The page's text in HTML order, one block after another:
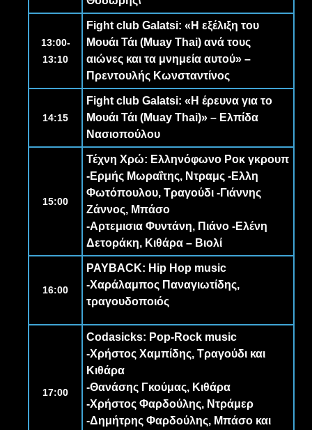
13:00-
13:10
Fight club Galatsi: «Η εξέλιξη του
Μουάι Τάι (Muay Thai) ανά τους
αιώνες και τα μνημεία αυτού» –
Πρεντουλής Κωνσταντίνος
14:15
Fight club Galatsi: «Η έρευνα για το
Μουάι Τάι (Muay Thai)» – Ελπίδα
Νασιοπούλου
15:00
Τέχνη Χρώ: Ελληνόφωνο Ροκ γκρουπ
-Ερμής Μωραΐτης, Nτραμς -Ελλη
Φωτόπουλου, Τραγούδι -Γιάννης
Ζάννος, Μπάσο
-Αρτεμισια Φυντάνη, Πιάνο -Ελένη
Δετοράκη, Κιθάρα – Βιολί
16:00
PAYBACK: Hip Hop music
-Χαράλαμπος Παναγιωτίδης,
τραγουδοποιός
17:00
Codasicks: Pop-Rock music
-Χρήστος Χαμπίδης, Τραγούδι και
Κιθάρα
-Θανάσης Γκούμας, Κιθάρα
-Χρήστος Φαρδούλης, Ντράμερ
-Δημήτρης Φαρδούλης, Μπάσο και